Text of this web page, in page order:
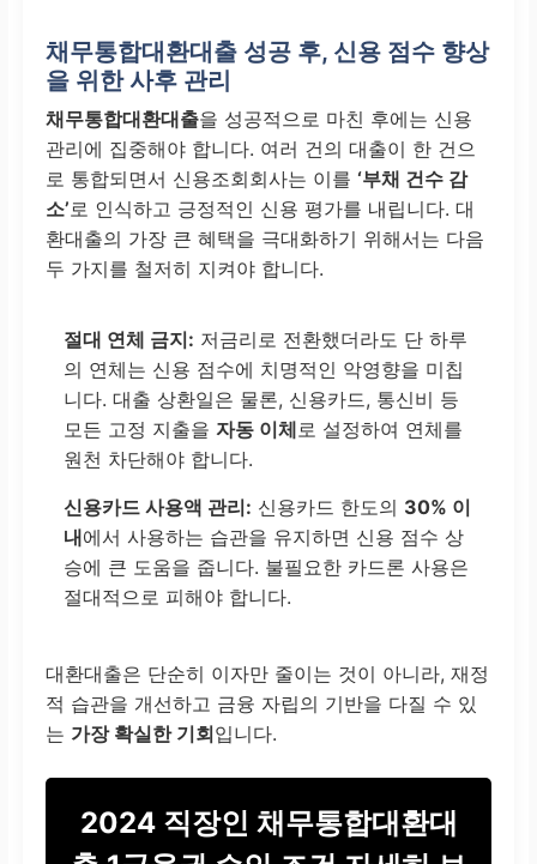
채무통합대환대출 성공 후, 신용 점수 향상
을 위한 사후 관리
채무통합대환대출을 성공적으로 마친 후에는 신용
관리에 집중해야 합니다. 여러 건의 대출이 한 건으
로 통합되면서 신용조회회사는 이를‘부채 건수 감
소’ 로 인식하고 긍정적인 신용 평가를 내립니다. 대
환대출의 가장 큰 혜택을 극대화하기 위해서는 다음
두 가지를 철저히 지켜야 합니다.
절대 연체 금지: 저금리로 전환했더라도 단 하루
의 연체는 신용 점수에 치명적인 악영향을 미칩
니다. 대출 상환일은 물론, 신용카드, 통신비 등
모든 고정 지출을자동 이체 로 설정하여 연체를
원천 차단해야 합니다.
신용카드 사용액 관리: 신용카드 한도의 30% 이
내에서 사용하는 습관을 유지하면 신용 점수 상
승에 큰 도움을 줍니다. 불필요한 카드론 사용은
절대적으로 피해야 합니다.
대환대출은 단순히 이자만 줄이는 것이 아니라, 재정
적 습관을 개선하고 금융 자립의 기반을 다질 수 있
는 가장 확실한 기회입니다.
2024 직장인 채무통합대환대